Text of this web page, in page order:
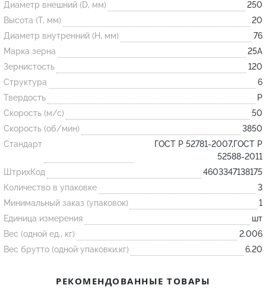
Огнеупорные
изделия
Скачать каталог
Тигель
Муфель
Черпак
Шербер
Трубка
Стержень
Пробка
Подставка
Лодочка
Контакт
Диаметр внешний (D, мм)
250
Высота (T, мм)
20
Диаметр внутренний (H, мм)
76
Марка зерна
25А
Зернистость
120
Структура
6
Твердость
P
Скорость (м/с)
50
Скорость (об/мин)
3850
Стандарт
ГОСТ Р 52781-2007,ГОСТ Р
52588-2011
ШтрихКод
4603347138175
Количество в упаковке
3
Минимальный заказ (упаковок)
1
Единица измерения
шт
Вес (одной ед., кг)
2.006
Вес брутто (одной упаковки,кг)
6.20
РЕКОМЕНДОВАННЫЕ ТОВАРЫ